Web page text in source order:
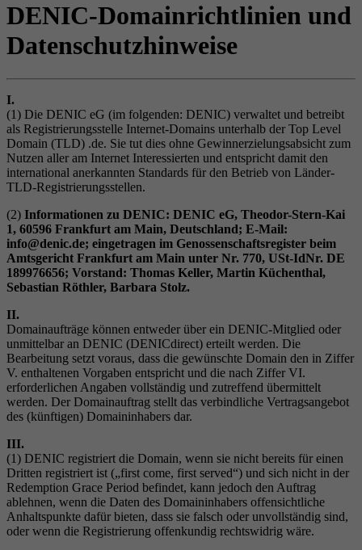
DENIC-Domainrichtlinien und
Datenschutzhinweise
I.
(1) Die DENIC eG (im folgenden: DENIC) verwaltet und betreibt
als Registrierungsstelle Internet-Domains unterhalb der Top Level
Domain (TLD) .de. Sie tut dies ohne Gewinnerzielungsabsicht zum
Nutzen aller am Internet Interessierten und entspricht damit den
international anerkannten Standards für den Betrieb von Länder-
TLD-Registrierungsstellen.
(2) Informationen zu DENIC: DENIC eG, Theodor-Stern-Kai
1, 60596 Frankfurt am Main, Deutschland; E-Mail:
info@denic.de; eingetragen im Genossenschaftsregister beim
Amtsgericht Frankfurt am Main unter Nr. 770, USt-IdNr. DE
189976656; Vorstand: Thomas Keller, Martin Küchenthal,
Sebastian Röthler, Barbara Stolz.
II.
Domainaufträge können entweder über ein DENIC-Mitglied oder
unmittelbar an DENIC (DENICdirect) erteilt werden. Die
Bearbeitung setzt voraus, dass die gewünschte Domain den in Ziffer
V. enthaltenen Vorgaben entspricht und die nach Ziffer VI.
erforderlichen Angaben vollständig und zutreffend übermittelt
werden. Der Domainauftrag stellt das verbindliche Vertragsangebot
des (künftigen) Domaininhabers dar.
III.
(1) DENIC registriert die Domain, wenn sie nicht bereits für einen
Dritten registriert ist („first come, first served“) und sich nicht in der
Redemption Grace Period befindet, kann jedoch den Auftrag
ablehnen, wenn die Daten des Domaininhabers offensichtliche
Anhaltspunkte dafür bieten, dass sie falsch oder unvollständig sind,
oder wenn die Registrierung offenkundig rechtswidrig wäre.